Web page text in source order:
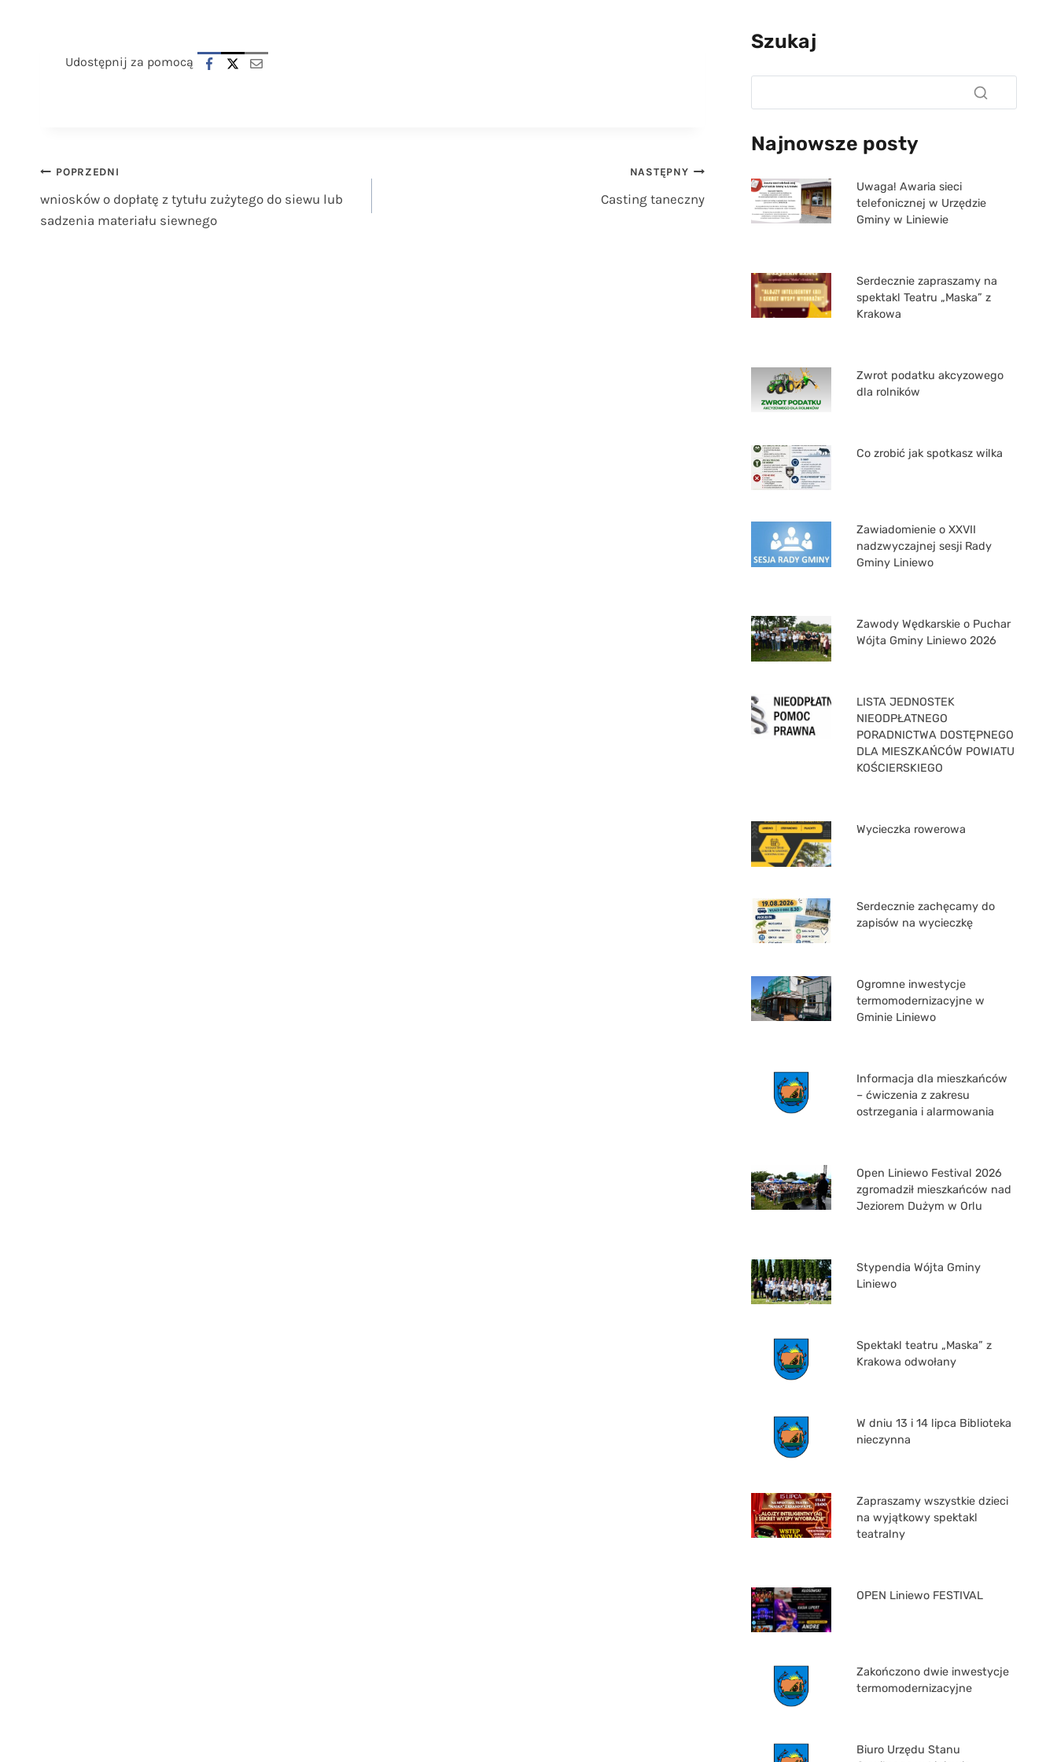
Udostępnij za pomocą
Nawigacja
wpisu
POPRZEDNI
wniosków o dopłatę z tytułu zużytego do siewu lub
sadzenia materiału siewnego
NASTĘPNY
Casting taneczny
Szukaj
Najnowsze posty
Uwaga! Awaria sieci
telefonicznej w Urzędzie
Gminy w Liniewie
Serdecznie zapraszamy na
spektakl Teatru „Maska” z
Krakowa
Zwrot podatku akcyzowego
dla rolników
Co zrobić jak spotkasz wilka
Zawiadomienie o XXVII
nadzwyczajnej sesji Rady
Gminy Liniewo
Zawody Wędkarskie o Puchar
Wójta Gminy Liniewo 2026
LISTA JEDNOSTEK
NIEODPŁATNEGO
PORADNICTWA DOSTĘPNEGO
DLA MIESZKAŃCÓW POWIATU
KOŚCIERSKIEGO
Wycieczka rowerowa
Serdecznie zachęcamy do
zapisów na wycieczkę
Ogromne inwestycje
termomodernizacyjne w
Gminie Liniewo
Informacja dla mieszkańców
– ćwiczenia z zakresu
ostrzegania i alarmowania
Open Liniewo Festival 2026
zgromadził mieszkańców nad
Jeziorem Dużym w Orlu
Stypendia Wójta Gminy
Liniewo
Spektakl teatru „Maska” z
Krakowa odwołany
W dniu 13 i 14 lipca Biblioteka
nieczynna
Zapraszamy wszystkie dzieci
na wyjątkowy spektakl
teatralny
OPEN Liniewo FESTIVAL
Zakończono dwie inwestycje
termomodernizacyjne
Biuro Urzędu Stanu